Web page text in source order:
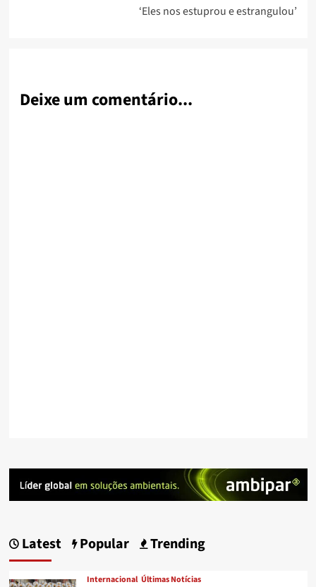
‘Eles nos estuprou e estrangulou’
Deixe um comentário...
Latest Popular Trending
Internacional Últimas Notícias